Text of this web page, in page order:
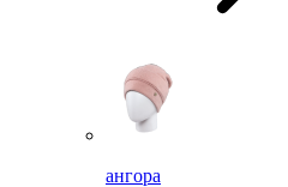
ангора